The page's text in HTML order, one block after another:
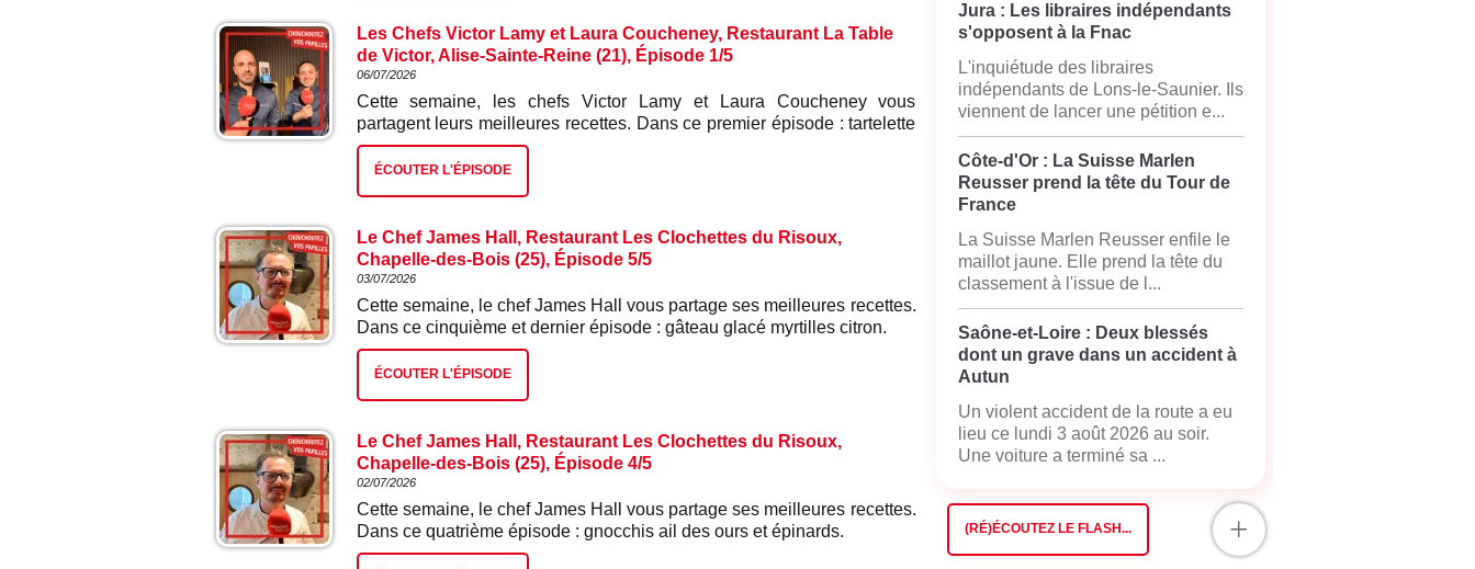
Les Chefs Victor Lamy et Laura Coucheney, Restaurant La Table
de Victor, Alise-Sainte-Reine (21), Épisode 1/5
06/07/2026
Cette semaine, les chefs Victor Lamy et Laura Coucheney vous
partagent leurs meilleures recettes. Dans ce premier épisode : tartelette
ad hoc et radis.
ÉCOUTER L'ÉPISODE
Le Chef James Hall, Restaurant Les Clochettes du Risoux,
Chapelle-des-Bois (25), Épisode 5/5
03/07/2026
Cette semaine, le chef James Hall vous partage ses meilleures recettes.
Dans ce cinquième et dernier épisode : gâteau glacé myrtilles citron.
ÉCOUTER L'ÉPISODE
Le Chef James Hall, Restaurant Les Clochettes du Risoux,
Chapelle-des-Bois (25), Épisode 4/5
02/07/2026
Cette semaine, le chef James Hall vous partage ses meilleures recettes.
Dans ce quatrième épisode : gnocchis ail des ours et épinards.
Jura : Les libraires indépendants
s'opposent à la Fnac
L'inquiétude des libraires
indépendants de Lons-le-Saunier. Ils
viennent de lancer une pétition e...
Côte-d'Or : La Suisse Marlen
Reusser prend la tête du Tour de
France
La Suisse Marlen Reusser enfile le
maillot jaune. Elle prend la tête du
classement à l'issue de l...
Saône-et-Loire : Deux blessés
dont un grave dans un accident à
Autun
Un violent accident de la route a eu
lieu ce lundi 3 août 2026 au soir.
Une voiture a terminé sa ...
(RÉ)ÉCOUTEZ LE FLASH... +